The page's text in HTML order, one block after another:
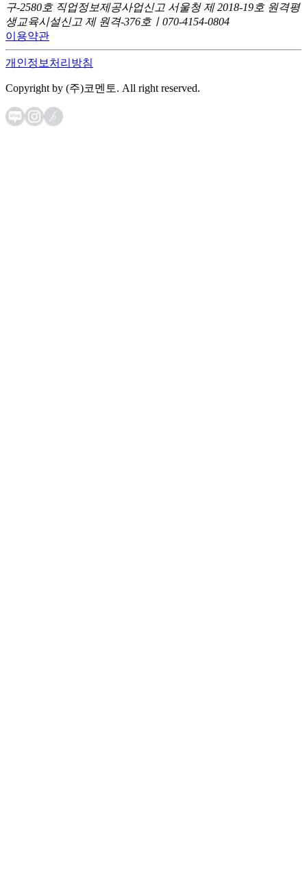
구-2580호 직업정보제공사업신고 서울청 제 2018-19호 원격평
생교육시설신고 제 원격-376호ㅣ070-4154-0804
이용약관
개인정보처리방침
Copyright by (주)코멘토. All right reserved.